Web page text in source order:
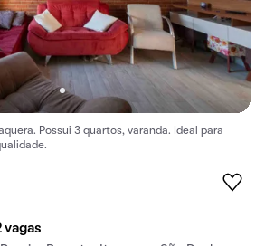
Possui 3 quartos, varanda. Ideal para
vagas